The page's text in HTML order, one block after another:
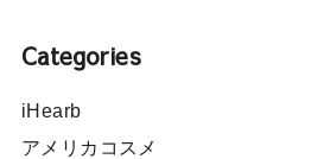
Categories
iHearb
アメリカコスメ